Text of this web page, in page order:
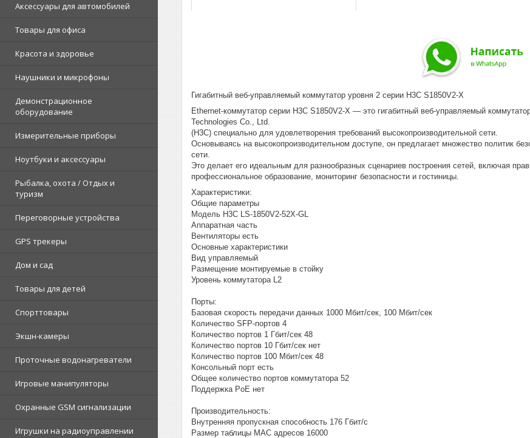
Аксессуары для автомобилей
Товары для офиса
Красота и здоровье
Наушники и микрофоны
Демонстрационное
оборудование
Измерительные приборы
Ноутбуки и аксессуары
Рыбалка, охота / Отдых и
туризм
Переговорные устройства
GPS трекеры
Дом и сад
Товары для детей
Спорттовары
Экшн-камеры
Проточные водонагреватели
Игровые манипуляторы
Охранные GSM сигнализации
Игрушки на радиоуправлении
Гигабитный веб-управляемый коммутатор уровня 2 серии H3C S1850V2-X
Ethernet-коммутатор серии H3C S1850V2-X — это гигабитный веб-управляемый
Technologies Co., Ltd.
(H3C) специально для удовлетворения требований высокопроизводительной сети.
Основываясь на высокопроизводительном доступе, он предлагает множество политик
сети.
Это делает его идеальным для разнообразных сценариев построения сетей, включая
профессиональное образование, мониторинг безопасности и гостиницы.
Характеристики:
Общие параметры
Модель H3C LS-1850V2-52X-GL
Аппаратная часть
Вентиляторы есть
Основные характеристики
Вид управляемый
Размещение монтируемые в стойку
Уровень коммутатора L2
Порты:
Базовая скорость передачи данных 1000 Мбит/сек, 100 Мбит/сек
Количество SFP-портов 4
Количество портов 1 Гбит/сек 48
Количество портов 10 Гбит/сек нет
Количество портов 100 Мбит/сек 48
Консольный порт есть
Общее количество портов коммутатора 52
Поддержка PoE нет
Производительность:
Внутренняя пропускная способность 176 Гбит/с
Размер таблицы МАС адресов 16000